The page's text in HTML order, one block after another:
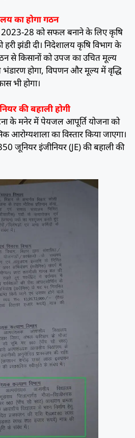
का होगा गठन
2023-28 को सफल बनाने के लिए कृषि
झंडी दी। निदेशालय कृषि विभाग के
से किसानों को उपज का उचित मूल्य
भंडारण होगा, विपणन और मूल्य में वृद्धि
भी होगा।
की बहाली होगी
के मनेर में पेयजल आपूर्ति योजना को
आरोग्यशाला का विस्तार किया जाएगा।
जूनियर इंजीनियर (JE) की बहाली की